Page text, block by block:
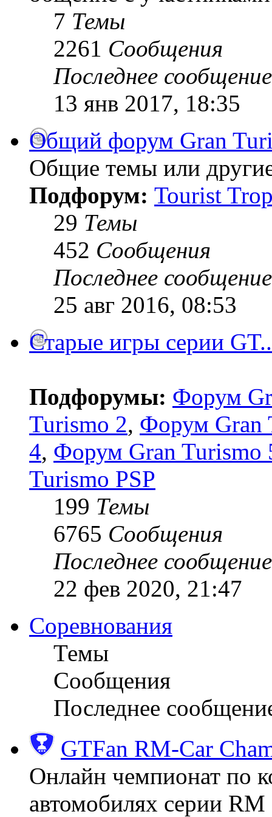
7 Темы
2261 Сообщения
Последнее сообщение
13 янв 2017, 18:35
Общий форум Gran
Общие темы или
Подфорум: Tourist
29 Темы
452 Сообщения
Последнее сообщение
25 авг 2016, 08:53
Старые игры серии
Подфорумы: Форум
Turismo 2, Форум Gran
4, Форум Gran Turismo
Turismo PSP
199 Темы
6765 Сообщения
Последнее сообщение
22 фев 2020, 21:47
Соревнования
Темы
Сообщения
Последнее
GTFan RM-Car
Онлайн чемпионат по
автомобилях серии